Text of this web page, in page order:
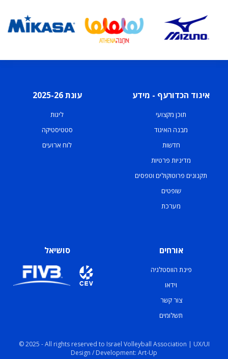
איגוד הכדורעף - מידע
תוכן מקצועי
מבנה האיגוד
חדשות
מדיניות פרטיות
תקנונים פרוטוקולים וטפסים
שופטים
מערכת
עונת 2025-26
ליגות
סטטיסטיקה
לוח ארועים
אורחים
פינת הווסטלגיה
וידאו
צור קשר
תשלומים
סושיאל
© 2025 - All rights reserved to Israel Volleyball Association | UX/UI
Design / Development: Art-Up